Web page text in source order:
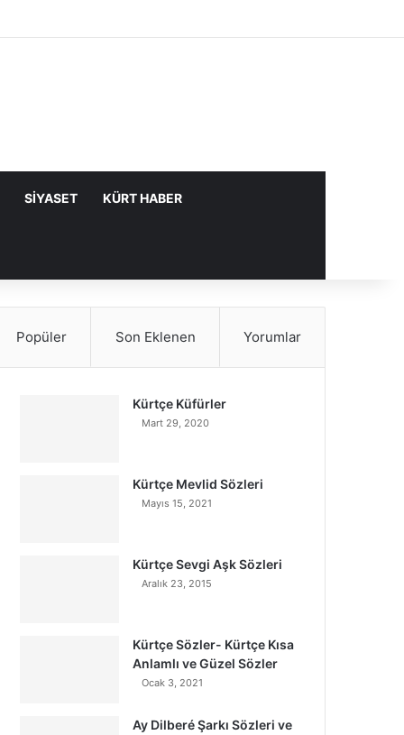
SIYASET KÜRT HABER
Popüler Son Eklenen Yorumlar
Kürtçe Küfürler
Mart 29, 2020
Kürtçe Mevlid Sözleri
Mayıs 15, 2021
Kürtçe Sevgi Aşk Sözleri
Aralık 23, 2015
Kürtçe Sözler- Kürtçe Kısa
Anlamlı ve Güzel Sözler
Ocak 3, 2021
Ay Dilberé Şarkı Sözleri ve